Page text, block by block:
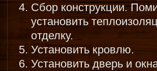
Сбор конструкции.
установить
отделку.
Установить кровлю.
Установить дверь и